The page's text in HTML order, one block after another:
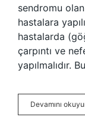
sendromu
hastalara
hastalarda
çarpıntı ve
yapılmalıdır.
Devamını